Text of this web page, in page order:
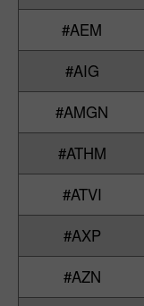
#AEM
#AIG
#AMGN
#ATHM
#ATVI
#AXP
#AZN